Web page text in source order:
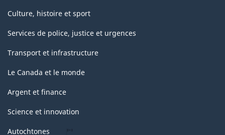
-
la
classification
Culture, histoire et sport
Services de police, justice et urgences
Transport et infrastructure
Le Canada et le monde
Argent et finance
Science et innovation
Autochtones